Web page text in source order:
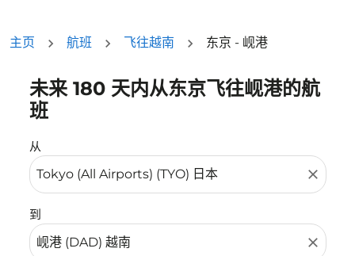
主页 航班 飞往越南 东京 - 岘港
未来 180 天内从东京飞往岘港的航
班
从
close
到
close
没有符合您的筛选条件的机票。请调整您的筛选条件。